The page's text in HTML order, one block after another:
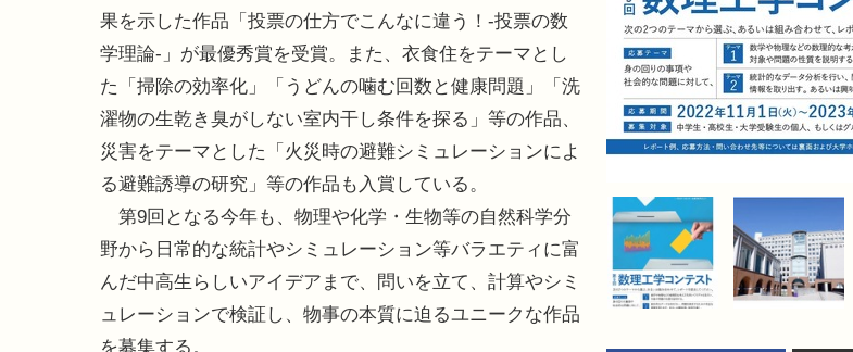
果を示した作品「投票の仕方でこんなに違う！‐投票の数
学理論‐」が最優秀賞を受賞。また、衣食住をテーマとし
た「掃除の効率化」「うどんの噛む回数と健康問題」「洗
濯物の生乾き臭がしない室内干し条件を探る」等の作品、
災害をテーマとした「火災時の避難シミュレーションによ
る避難誘導の研究」等の作品も入賞している。
第9回となる今年も、物理や化学・生物等の自然科学分
野から日常的な統計やシミュレーション等バラエティに富
んだ中高生らしいアイデアまで、問いを立て、計算やシミ
ュレーションで検証し、物事の本質に迫るユニークな作品
を募集する。